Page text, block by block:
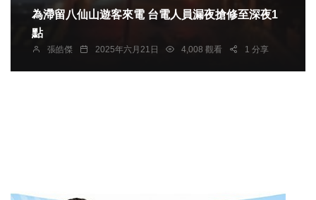
為滯留八仙山遊客來電 台電人員漏夜搶修至深夜1
點
張皓傑 2025年六月21日 4,008 觀看 1 分享